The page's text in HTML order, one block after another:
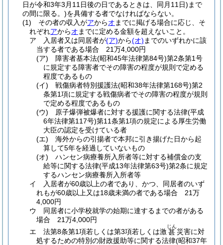
日が令和3年3月11日後の日であるときは、同月11日) まで
の間に限る。)を具備する者でなければならない。
(1)
その者の収入がアからオ までに掲げる場合に応じ、そ
れぞれアからオ までに定める金額を超えないこと。
ア
入居者又は同居者が(ア)から(オ) までのいずれかに該
当する者である場合 21万4,000円
(ア)
障害者基本法(昭和45年法律第84号)第2条第1号
に規定する障害者でその障害の程度が規則で定める
程度であるもの
(イ)
戦傷病者特別援護法(昭和38年法律第168号)第2
条第1項に規定する戦傷病者でその障害の程度が規則
で定める程度であるもの
(ウ)
原子爆弾被爆者に対する援護に関する法律(平成
6年法律第117号)第11条第1項の規定による厚生労働
大臣の認定を受けている者
(エ)
海外からの引揚者で本邦に引き揚げた日から起
算して5年を経過していないもの
(オ)
ハンセン病療養所入所者等に対する補償金の支
給等に関する法律(平成13年法律第63号)第2条に規定
するハンセン病療養所入所者等
イ
入居者が60歳以上の者であり、かつ、同居者のいず
れもが60歳以上又は18歳未満の者である場合 21万
4,000円
ウ
同居者に小学校就学の始期に達するまでの者がある
場合 21万4,000円
エ
法第8条第1項若しくは第3項若しくは激 甚
じん
災害に対
処するための特別の財政援助等に関する法律(昭和37年